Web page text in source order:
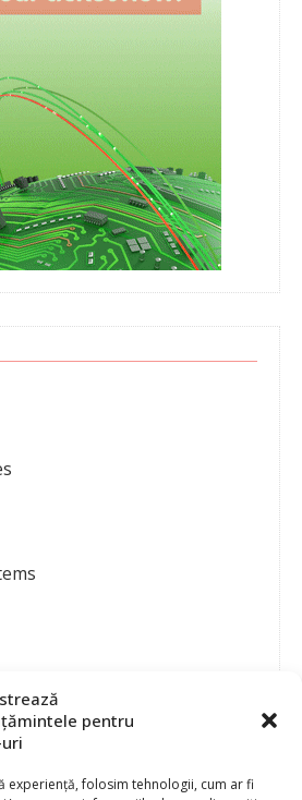
pentru
experiență, folosim tehnologii, cum ar fi